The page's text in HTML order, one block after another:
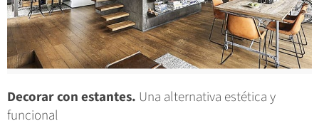
Decorar con estantes. Una alternativa estética y
funcional